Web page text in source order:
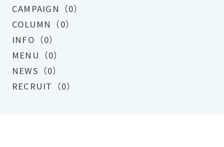
CAMPAIGN（0）
COLUMN（0）
INFO（0）
MENU（0）
NEWS（0）
RECRUIT（0）